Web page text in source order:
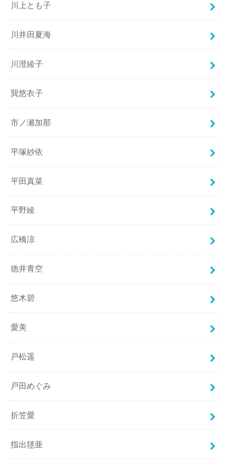
川上とも子
川井田夏海
川澄綾子
巽悠衣子
市ノ瀬加那
平塚紗依
平田真菜
平野綾
広橋涼
徳井青空
悠木碧
愛美
戸松遥
戸田めぐみ
折笠愛
指出毬亜